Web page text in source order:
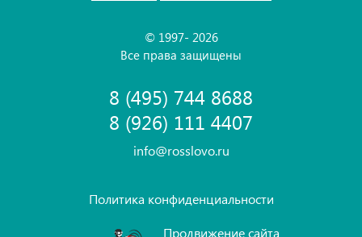
© 1997- 2026
Все права защищены
8 (495) 744 8688
8 (926) 111 4407
info@rosslovo.ru
Политика конфиденциальности
Продвижение сайта